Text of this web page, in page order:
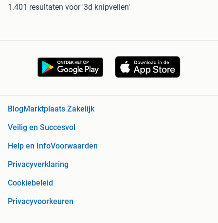
1.401 resultaten voor '3d knipvellen'
BlogMarktplaats Zakelijk
Veilig en Succesvol
Help en InfoVoorwaarden
Privacyverklaring
Cookiebeleid
Privacyvoorkeuren